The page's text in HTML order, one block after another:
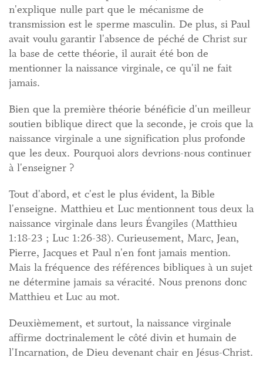
n'explique nulle part que le mécanisme de
transmission est le sperme masculin. De plus, si Paul
avait voulu garantir l'absence de péché de Christ sur
la base de cette théorie, il aurait été bon de
mentionner la naissance virginale, ce qu'il ne fait
jamais.
Bien que la première théorie bénéficie d'un meilleur
soutien biblique direct que la seconde, je crois que la
naissance virginale a une signification plus profonde
que les deux. Pourquoi alors devrions-nous continuer
à l'enseigner ?
Tout d'abord, et c'est le plus évident, la Bible
l'enseigne. Matthieu et Luc mentionnent tous deux la
naissance virginale dans leurs Évangiles (Matthieu
1:18-23 ; Luc 1:26-38). Curieusement, Marc, Jean,
Pierre, Jacques et Paul n'en font jamais mention.
Mais la fréquence des références bibliques à un sujet
ne détermine jamais sa véracité. Nous prenons donc
Matthieu et Luc au mot.
Deuxièmement, et surtout, la naissance virginale
affirme doctrinalement le côté divin et humain de
l'Incarnation, de Dieu devenant chair en Jésus-Christ.